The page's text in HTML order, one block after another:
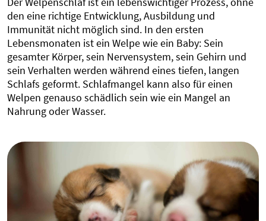
den eine richtige Entwicklung, Ausbildung und
Immunität nicht möglich sind. In den ersten
Lebensmonaten ist ein Welpe wie ein Baby: Sein
gesamter Körper, sein Nervensystem, sein Gehirn und
sein Verhalten werden während eines tiefen, langen
Schlafs geformt. Schlafmangel kann also für einen
Welpen genauso schädlich sein wie ein Mangel an
Nahrung oder Wasser.